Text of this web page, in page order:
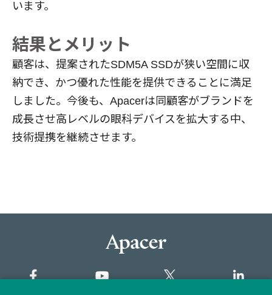
います。
結果とメリット
顧客は、提案されたSDM5A SSDが狭い空間に収
納でき、かつ優れた性能を提供できることに満足
しました。今後も、Apacerは同顧客がブランドを
成長させ高レベルの眼科デバイスを拡大する中、
技術提携を継続させます。